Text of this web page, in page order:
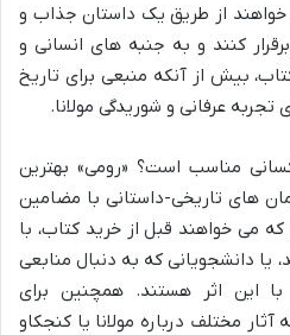
از طریق یک داستان جذاب و
کنند و به جنبه های انسانی و
بیش از آنکه منبعی برای تاریخ
عرفانی و شوریدگی مولانا.
مناسب است؟ «رومی» بهترین
های تاریخی-داستانی با مضامین
می خواهند قبل از خرید کتاب، با
یا دانشجویانی که به دنبال منابعی
این اثر هستند. همچنین برای
مختلف درباره مولانا یا کنجکاو